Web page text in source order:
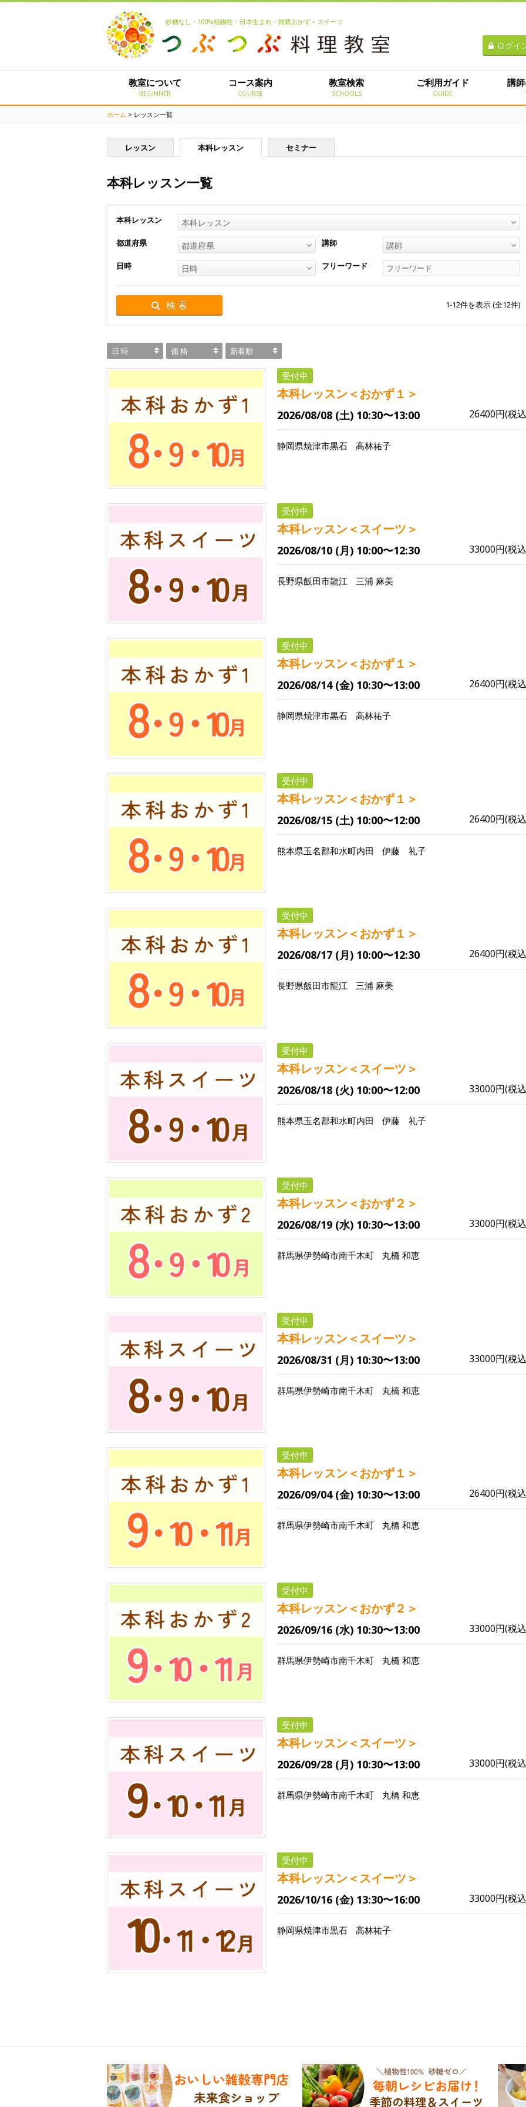
砂糖なし・100%植物性・日本生まれ・雑穀おかず＋スイーツ
ログイ
教室について
BEGINNER
コース案内
COURSE
教室検索
SCHOOLS
ご利用ガイド
GUIDE
講
ホーム > レッスン一覧
レッスン 本科レッスン セミナー
本科レッスン一覧
本科レッスン 本科レッスン
都道府県 都道府県 講師 講師
日時 日時 フリーワード
検 索 1-12件を表示 (全12件)
日 時 価 格 新着順
受付中
本科レッスン＜おかず１＞
2026/08/08 (土) 10:30〜13:00 26400円(税
静岡県焼津市黒石 高林祐子
受付中
本科レッスン＜スイーツ＞
2026/08/10 (月) 10:00〜12:30 33000円(税
長野県飯田市龍江 三浦 麻美
受付中
本科レッスン＜おかず１＞
2026/08/14 (金) 10:30〜13:00 26400円(税
静岡県焼津市黒石 高林祐子
受付中
本科レッスン＜おかず１＞
2026/08/15 (土) 10:00〜12:00 26400円(税
熊本県玉名郡和水町内田 伊藤 礼子
受付中
本科レッスン＜おかず１＞
2026/08/17 (月) 10:00〜12:30 26400円(税
長野県飯田市龍江 三浦 麻美
受付中
本科レッスン＜スイーツ＞
2026/08/18 (火) 10:00〜12:00 33000円(税
熊本県玉名郡和水町内田 伊藤 礼子
受付中
本科レッスン＜おかず２＞
2026/08/19 (水) 10:30〜13:00 33000円(税
群馬県伊勢崎市南千木町 丸橋 和恵
受付中
本科レッスン＜スイーツ＞
2026/08/31 (月) 10:30〜13:00 33000円(税
群馬県伊勢崎市南千木町 丸橋 和恵
受付中
本科レッスン＜おかず１＞
2026/09/04 (金) 10:30〜13:00 26400円(税
群馬県伊勢崎市南千木町 丸橋 和恵
受付中
本科レッスン＜おかず２＞
2026/09/16 (水) 10:30〜13:00 33000円(税
群馬県伊勢崎市南千木町 丸橋 和恵
受付中
本科レッスン＜スイーツ＞
2026/09/28 (月) 10:30〜13:00 33000円(税
群馬県伊勢崎市南千木町 丸橋 和恵
受付中
本科レッスン＜スイーツ＞
2026/10/16 (金) 13:30〜16:00 33000円(税
静岡県焼津市黒石 高林祐子